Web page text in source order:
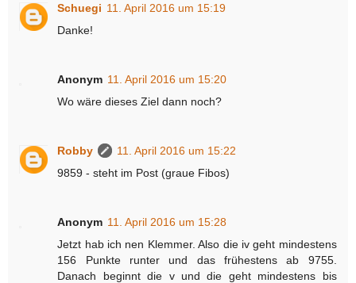
Schuegi 11. April 2016 um 15:19
Danke!
Anonym 11. April 2016 um 15:20
Wo wäre dieses Ziel dann noch?
Robby
11. April 2016 um 15:22
9859 - steht im Post (graue Fibos)
Anonym 11. April 2016 um 15:28
Jetzt hab ich nen Klemmer. Also die iv geht mindestens
156 Punkte runter und das frühestens ab 9755.
Danach beginnt die v und die geht mindestens bis